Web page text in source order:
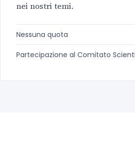
nei nostri temi.
Nessuna quota
Partecipazione al Comitato